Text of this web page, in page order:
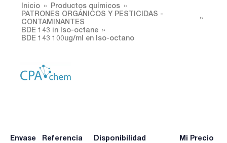
Inicio
Productos químicos
PATRONES ORGÁNICOS Y PESTICIDAS -
CONTAMINANTES
BDE 143 in Iso-octane
BDE 143 100ug/ml en Iso-octano
Envase Referencia Disponibilidad Mi Precio